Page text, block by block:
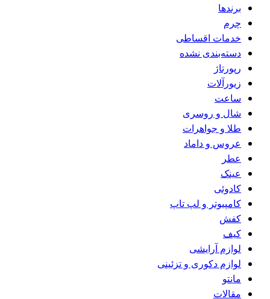
برندها
چرم
خدمات اقساطی
دسته‌بندی نشده
رپورتاژ
زیورآلات
ساعت
شال و روسری
طلا و جواهرات
عروس و داماد
عطر
عینک
کادوئی
کامپیوتر و لپ تاپ
کفش
کیف
لوازم آرایشی
لوازم دکوری و تزئینی
مانتو
مقالات